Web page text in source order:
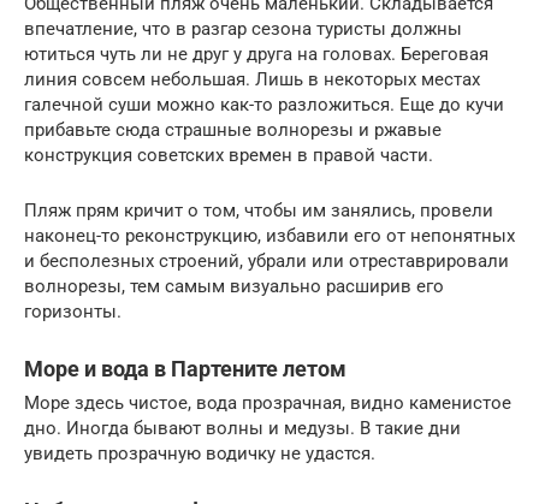
впечатление, что в разгар сезона туристы должны
ютиться чуть ли не друг у друга на головах. Береговая
линия совсем небольшая. Лишь в некоторых местах
галечной суши можно как-то разложиться. Еще до кучи
прибавьте сюда страшные волнорезы и ржавые
конструкция советских времен в правой части.
Пляж прям кричит о том, чтобы им занялись, провели
наконец-то реконструкцию, избавили его от непонятных
и бесполезных строений, убрали или отреставрировали
волнорезы, тем самым визуально расширив его
горизонты.
Море и вода в Партените летом
Море здесь чистое, вода прозрачная, видно каменистое
дно. Иногда бывают волны и медузы. В такие дни
увидеть прозрачную водичку не удастся.